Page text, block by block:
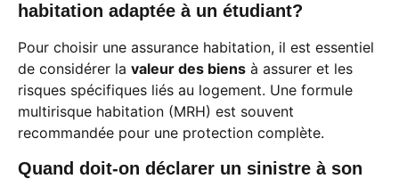
habitation adaptée à un étudiant?
Pour choisir une assurance habitation, il est essentiel
de considérer la valeur des biens à assurer et les
risques spécifiques liés au logement. Une formule
multirisque habitation (MRH) est souvent
recommandée pour une protection complète.
Quand doit-on déclarer un sinistre à son